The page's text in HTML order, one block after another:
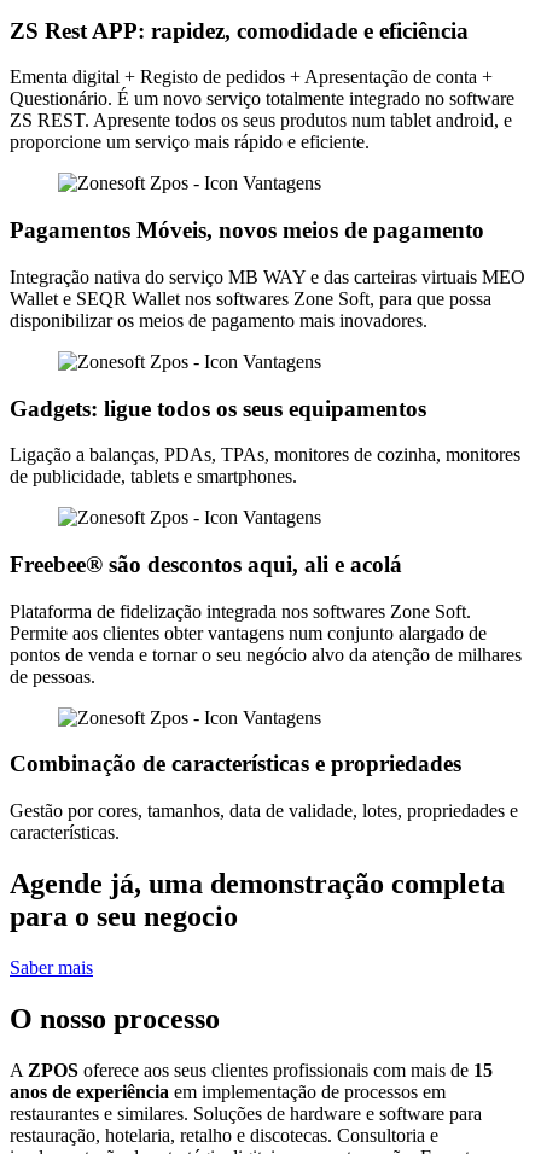
ZS Rest APP: rapidez, comodidade e eficiência
Ementa digital + Registo de pedidos + Apresentação de conta +
Questionário. É um novo serviço totalmente integrado no software
ZS REST. Apresente todos os seus produtos num tablet android, e
proporcione um serviço mais rápido e eficiente.
Pagamentos Móveis, novos meios de pagamento
Integração nativa do serviço MB WAY e das carteiras virtuais MEO
Wallet e SEQR Wallet nos softwares Zone Soft, para que possa
disponibilizar os meios de pagamento mais inovadores.
Gadgets: ligue todos os seus equipamentos
Ligação a balanças, PDAs, TPAs, monitores de cozinha, monitores
de publicidade, tablets e smartphones.
Freebee® são descontos aqui, ali e acolá
Plataforma de fidelização integrada nos softwares Zone Soft.
Permite aos clientes obter vantagens num conjunto alargado de
pontos de venda e tornar o seu negócio alvo da atenção de milhares
de pessoas.
Combinação de características e propriedades
Gestão por cores, tamanhos, data de validade, lotes, propriedades e
características.
Agende já, uma demonstração completa
para o seu negocio
Saber mais
O nosso processo
A ZPOS oferece aos seus clientes profissionais com mais de 15
anos de experiência em implementação de processos em
restaurantes e similares. Soluções de hardware e software para
restauração, hotelaria, retalho e discotecas. Consultoria e